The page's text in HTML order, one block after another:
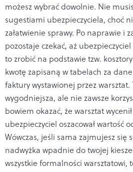
możesz wybrać dowolnie. Nie
sugestiami ubezpieczyciela, choć
załatwienie sprawy. Po naprawie i
pozostaje czekać, aż
to zrobić na podstawie tzw.
kwotę zapisaną w tabelach za
faktury wystawionej przez
wygodniejsza, ale nie zawsze
bowiem okazać, że warsztat
ubezpieczyciel oszacował wartość
Wówczas, jeśli sama zajmujesz się
nadwyżka wpadnie do twojej
wszystkie formalności warsztatowi,